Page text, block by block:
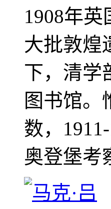
1908年
大批敦煌
下，清学
图书馆。
数，
奥登堡考